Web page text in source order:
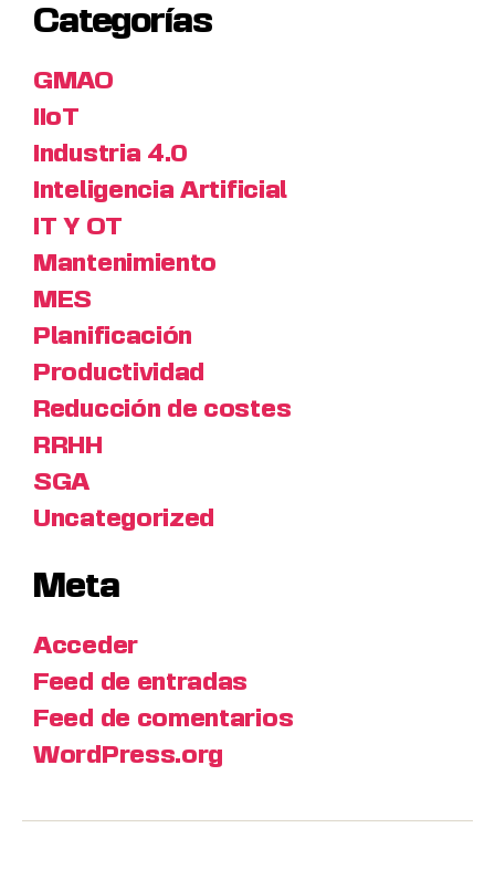
Categorías
GMAO
IIoT
Industria 4.0
Inteligencia Artificial
IT Y OT
Mantenimiento
MES
Planificación
Productividad
Reducción de costes
RRHH
SGA
Uncategorized
Meta
Acceder
Feed de entradas
Feed de comentarios
WordPress.org